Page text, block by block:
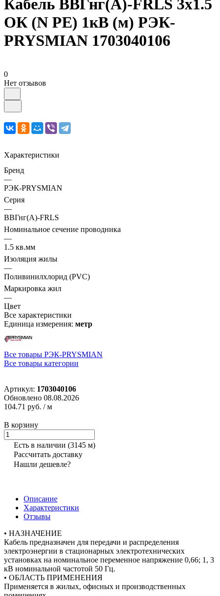
Кабель ВВГнг(А)-FRLS 3х1.5
ОК (N PE) 1кВ (м) РЭК-
PRYSMIAN 1703040106
0
Нет отзывов
Характеристики
Бренд
—
РЭК-PRYSMIAN
Серия
—
ВВГнг(А)-FRLS
Номинальное сечение проводника
—
1.5 кв.мм
Изоляция жилы
—
Поливинилхлорид (PVC)
Маркировка жил
—
Цвет
Все характеристики
Единица измерения: метр
Все товары РЭК-PRYSMIAN
Все товары категории
Артикул: 1703040106
Обновлено 08.08.2026
104.71 руб. / м
В корзину
Есть в наличии (3145 м)
Рассчитать доставку
Нашли дешевле?
Описание
Характеристики
Отзывы
• НАЗНАЧЕНИЕ
Кабель предназначен для передачи и распределения
электроэнергии в стационарных электротехнических
установках на номинальное переменное напряжение 0,66; 1, 3
кВ номинальной частотой 50 Гц.
• ОБЛАСТЬ ПРИМЕНЕНИЯ
Применяется в жилых, офисных и производственных